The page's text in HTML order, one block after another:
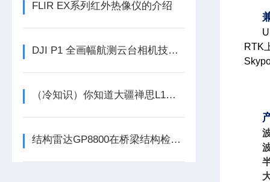
FLIR EX系列红外热像仪的介绍
DJI P1 全画幅航测云台相机技术参数
（冷知识）你知道大疆禅思L1激光雷达的点云穿透性吗
结构雷达GP8800在桥梁结构检测中的应用
RTK